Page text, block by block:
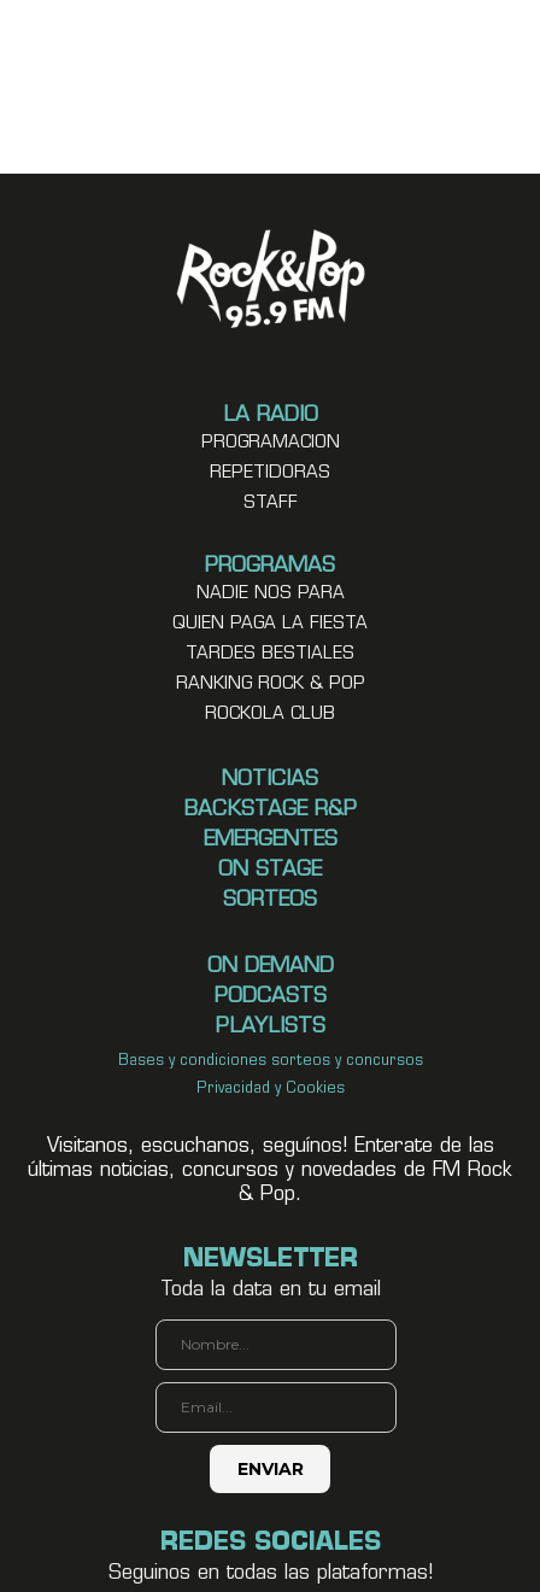
LA RADIO
PROGRAMACION
REPETIDORAS
STAFF
PROGRAMAS
NADIE NOS PARA
QUIEN PAGA LA FIESTA
TARDES BESTIALES
RANKING ROCK & POP
ROCKOLA CLUB
NOTICIAS
BACKSTAGE R&P
EMERGENTES
ON STAGE
SORTEOS
ON DEMAND
PODCASTS
PLAYLISTS
Bases y condiciones sorteos y concursos
Privacidad y Cookies
Visitanos, escuchanos, seguínos! Enterate de las
últimas noticias, concursos y novedades de FM Rock
& Pop.
NEWSLETTER
Toda la data en tu email
REDES SOCIALES
Seguinos en todas las plataformas!